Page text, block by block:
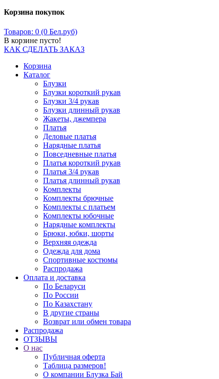
Корзина покупок
Товаров: 0 (0 Бел.руб)
В корзине пусто!
КАК СДЕЛАТЬ ЗАКАЗ
Корзина
Каталог
Блузки
Блузки короткий рукав
Блузки 3/4 рукав
Блузки длинный рукав
Жакеты, джемпера
Платья
Деловые платья
Нарядные платья
Повседневные платья
Платья короткий рукав
Платья 3/4 рукав
Платья длинный рукав
Комплекты
Комплекты брючные
Комплекты с платьем
Комплекты юбочные
Нарядные комплекты
Брюки, юбки, шорты
Верхняя одежда
Одежда для дома
Спортивные костюмы
Распродажа
Оплата и доставка
По Беларуси
По России
По Казахстану
В другие страны
Возврат или обмен товара
Распродажа
ОТЗЫВЫ
О нас
Публичная оферта
Таблица размеров!
О компании Блузка Бай